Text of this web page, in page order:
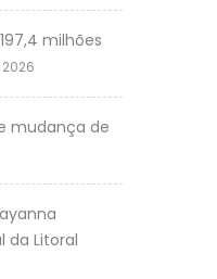
milhões
mudança de
da Litoral